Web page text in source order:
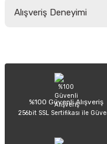
yetersiz gördüğünüz
Ürün açıklamasında
Ürün bilgilerinde hatalar
Ürün fiyatı diğer
Alışveriş Deneyimi
%100 Güvenli Alışveriş
256bit SSL Sertifikası ile